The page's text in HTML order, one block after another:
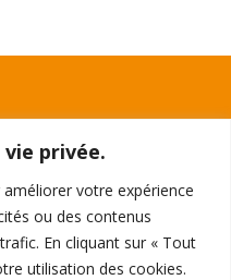
privée.
votre expérience
ou des contenus
En cliquant sur « Tout
utilisation des cookies.
d'Or